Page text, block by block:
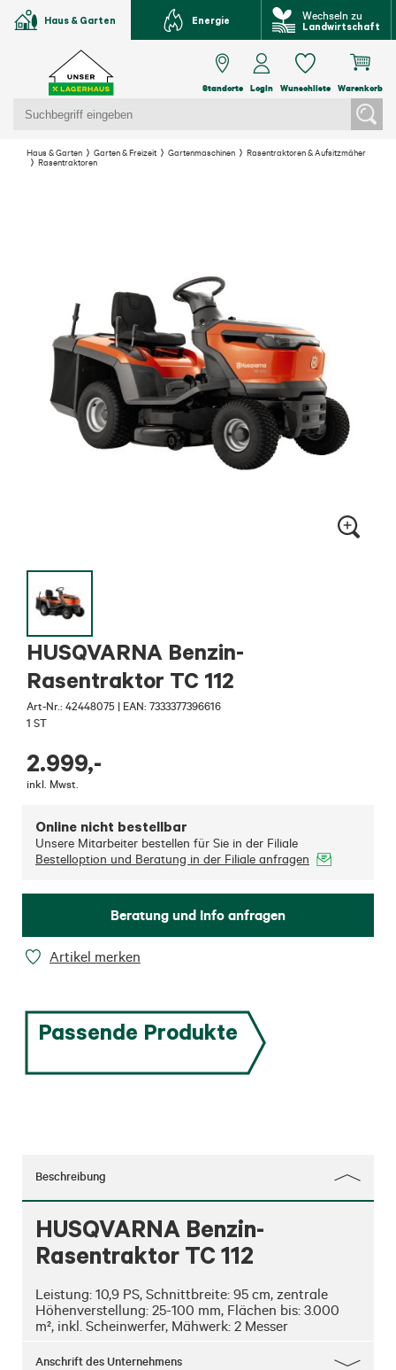
Haus & Garten Energie Wechseln zu
Landwirtschaft
Standorte Login Wunschliste Warenkorb
Haus & Garten Garten & Freizeit Gartenmaschinen
Rasentraktoren & Aufsitzmäher
Rasentraktoren
HUSQVARNA Benzin-
Rasentraktor TC 112
Art-Nr.: 42448075 | EAN: 7333377396616
1 ST
2.999,-
inkl. Mwst.
Online nicht bestellbar
Unsere Mitarbeiter bestellen für Sie in der Filiale
Bestelloption und Beratung in der Filiale anfragen
Beratung und Info anfragen
Artikel merken
Passende Produkte
Beschreibung
HUSQVARNA Benzin-
Rasentraktor TC 112
Leistung: 10,9 PS, Schnittbreite: 95 cm, zentrale
Höhenverstellung: 25-100 mm, Flächen bis: 3.000
m², inkl. Scheinwerfer, Mähwerk: 2 Messer
Anschrift des Unternehmens